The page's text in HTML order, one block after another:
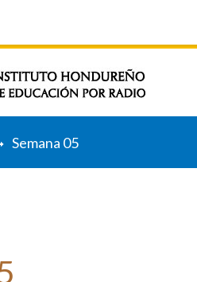
Semana 05